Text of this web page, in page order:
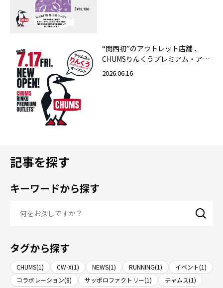
“関西初”のアウトレット店舗 、
CHUMSりんくうプレミアム・アウ
トレット店 2026年7月17日（金）
2026.06.16
記事を探す
キーワードから探す
タグから探す
CHUMS(1) CW-X(1) NEWS(1) RUNNING(1)
イベント(1)
コラボレーション(8)
サッポロファクトリー(1)
チャムス(1)